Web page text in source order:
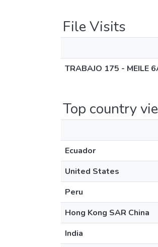
File Visits
TRABAJO 175 - MEILE
Top country
Ecuador
United States
Peru
Hong Kong SAR China
India